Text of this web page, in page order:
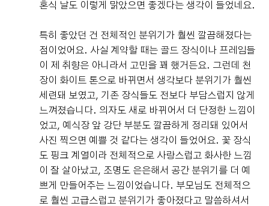
혼식 날도 이렇게 맑았으면 좋겠다는 생각이 들었네요.
특히 좋았던 건 전체적인 분위기가 훨씬 깔끔해졌다는
점이었어요. 사실 계약할 때는 골드 장식이나 프레임들
이 제 취향은 아니라서 고민을 꽤 했거든요. 그런데 천
장이 화이트 톤으로 바뀌면서 생각보다 분위기가 훨씬
세련돼 보였고, 기존 장식들도 전보다 부담스럽지 않게
느껴졌습니다. 의자도 새로 바뀌어서 더 단정한 느낌이
었고, 예식장 앞 강단 부분도 깔끔하게 정리돼 있어서
사진 찍으면 예쁠 것 같다는 생각이 들었어요. 꽃 장식
도 핑크 계열이라 전체적으로 사랑스럽고 화사한 느낌
이 잘 살아났고, 조명도 은은해서 공간 분위기를 더 예
쁘게 만들어주는 느낌이었습니다. 부모님도 전체적으
로 훨씬 고급스럽고 분위기가 좋아졌다고 말씀하셔서